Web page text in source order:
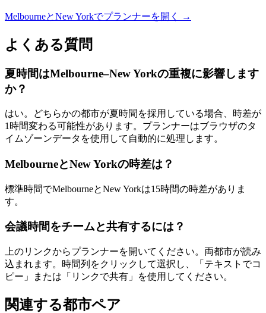
MelbourneとNew Yorkでプランナーを開く →
よくある質問
夏時間はMelbourne–New Yorkの重複に影響します
か？
はい。どちらかの都市が夏時間を採用している場合、時差が
1時間変わる可能性があります。プランナーはブラウザのタ
イムゾーンデータを使用して自動的に処理します。
MelbourneとNew Yorkの時差は？
標準時間でMelbourneとNew Yorkは15時間の時差がありま
す。
会議時間をチームと共有するには？
上のリンクからプランナーを開いてください。両都市が読み
込まれます。時間列をクリックして選択し、「テキストでコ
ピー」または「リンクで共有」を使用してください。
関連する都市ペア